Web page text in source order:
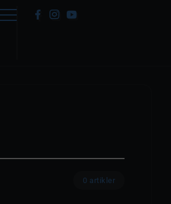
0 artikler